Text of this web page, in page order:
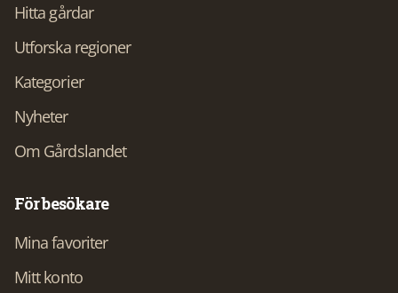
Hitta gårdar
Utforska regioner
Kategorier
Nyheter
Om Gårdslandet
För besökare
Mina favoriter
Mitt konto